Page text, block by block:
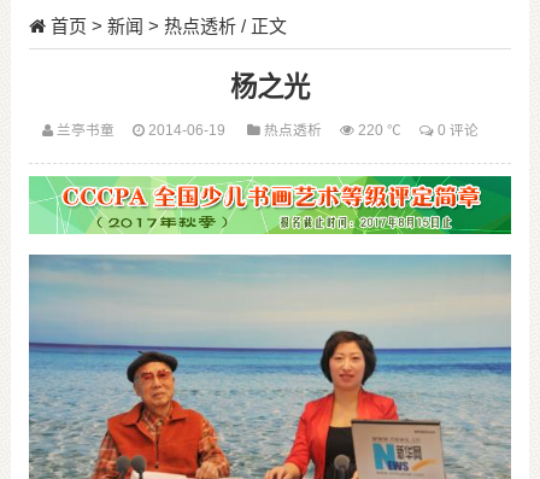
首页 > 新闻 > 热点透析/ 正文
杨之光
兰亭书童 2014-06-19 热点透析 220 ℃ 0 评论